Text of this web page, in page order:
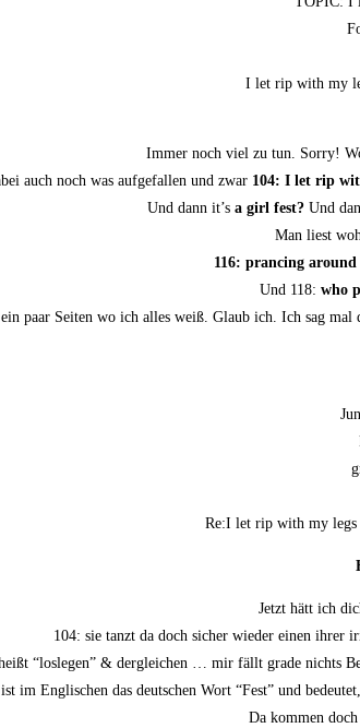
I let rip with my
Immer noch viel zu tun. Sor­ry!
auch noch was auf­ge­fal­len und zwar 104: I let rip
Und dann it’s a girl fest?Und
Man liest
116: pran­cing
Und 118: who
paar Sei­ten wo ich alles weiß. Glaub ich. Ich sag
Re:I let rip with my legs
Jetzt hätt ich
104: sie tanzt da doch sicher wie­der einen ihrer
“los­le­gen” & der­glei­chen … mir fällt gra­de nichts
im Eng­li­schen das deut­schen Wort “Fest” und
Da kom­men